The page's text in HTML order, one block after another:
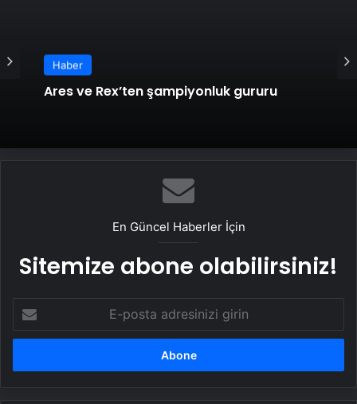
Haber
Ares ve Rex’ten şampiyonluk gururu
En Güncel Haberler İçin
Sitemize abone olabilirsiniz!
posta
adresinizi